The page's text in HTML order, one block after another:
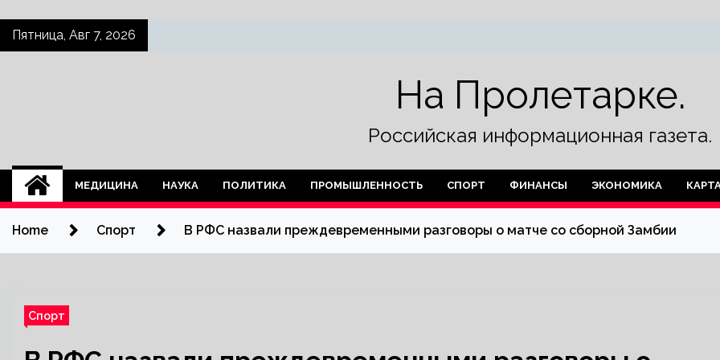
SkipПятница, Авг 7, 2026
На Пролетарке.
Российская информационная газета.
МЕДИЦИНА НАУКА ПОЛИТИКА ПРОМЫШЛЕННОСТЬ СПОРТ ФИНАНСЫ ЭКОНОМИКА
Home Спорт В РФС назвали преждевременными разговоры о матче со сборной Замбии
Спорт